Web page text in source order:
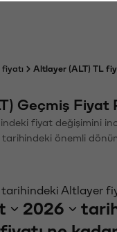
Altlayer (ALT) TL
Geçmiş Fiyat
fiyat değişimini
tarihindeki önemli
Altlayer
2026